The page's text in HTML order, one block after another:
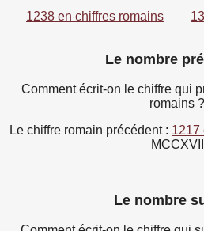
1238 en chiffres romains
Le nombre
Comment écrit-on le chiffre qui
romains ?
Le chiffre romain précédent : 1217
MCCXVII
Le nombre